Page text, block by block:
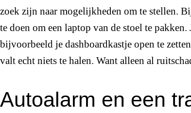
zoek zijn naar mogelijkheden om te stellen.
te doen om een laptop van de stoel te
bijvoorbeeld je dashboardkastje open te
valt echt niets te halen. Want alleen al
Autoalarm en een